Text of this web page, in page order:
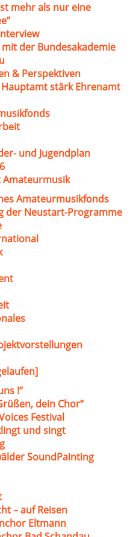
mehr als nur eine
der Bundesakademie
& Perspektiven
stärk Ehrenamt
und Jugendplan
Amateurmusik
Amateurmusikfonds
der Neustart-Programme
!“
dein Chor“
Festival
und singt
SoundPainting
– auf Reisen
Eltmann